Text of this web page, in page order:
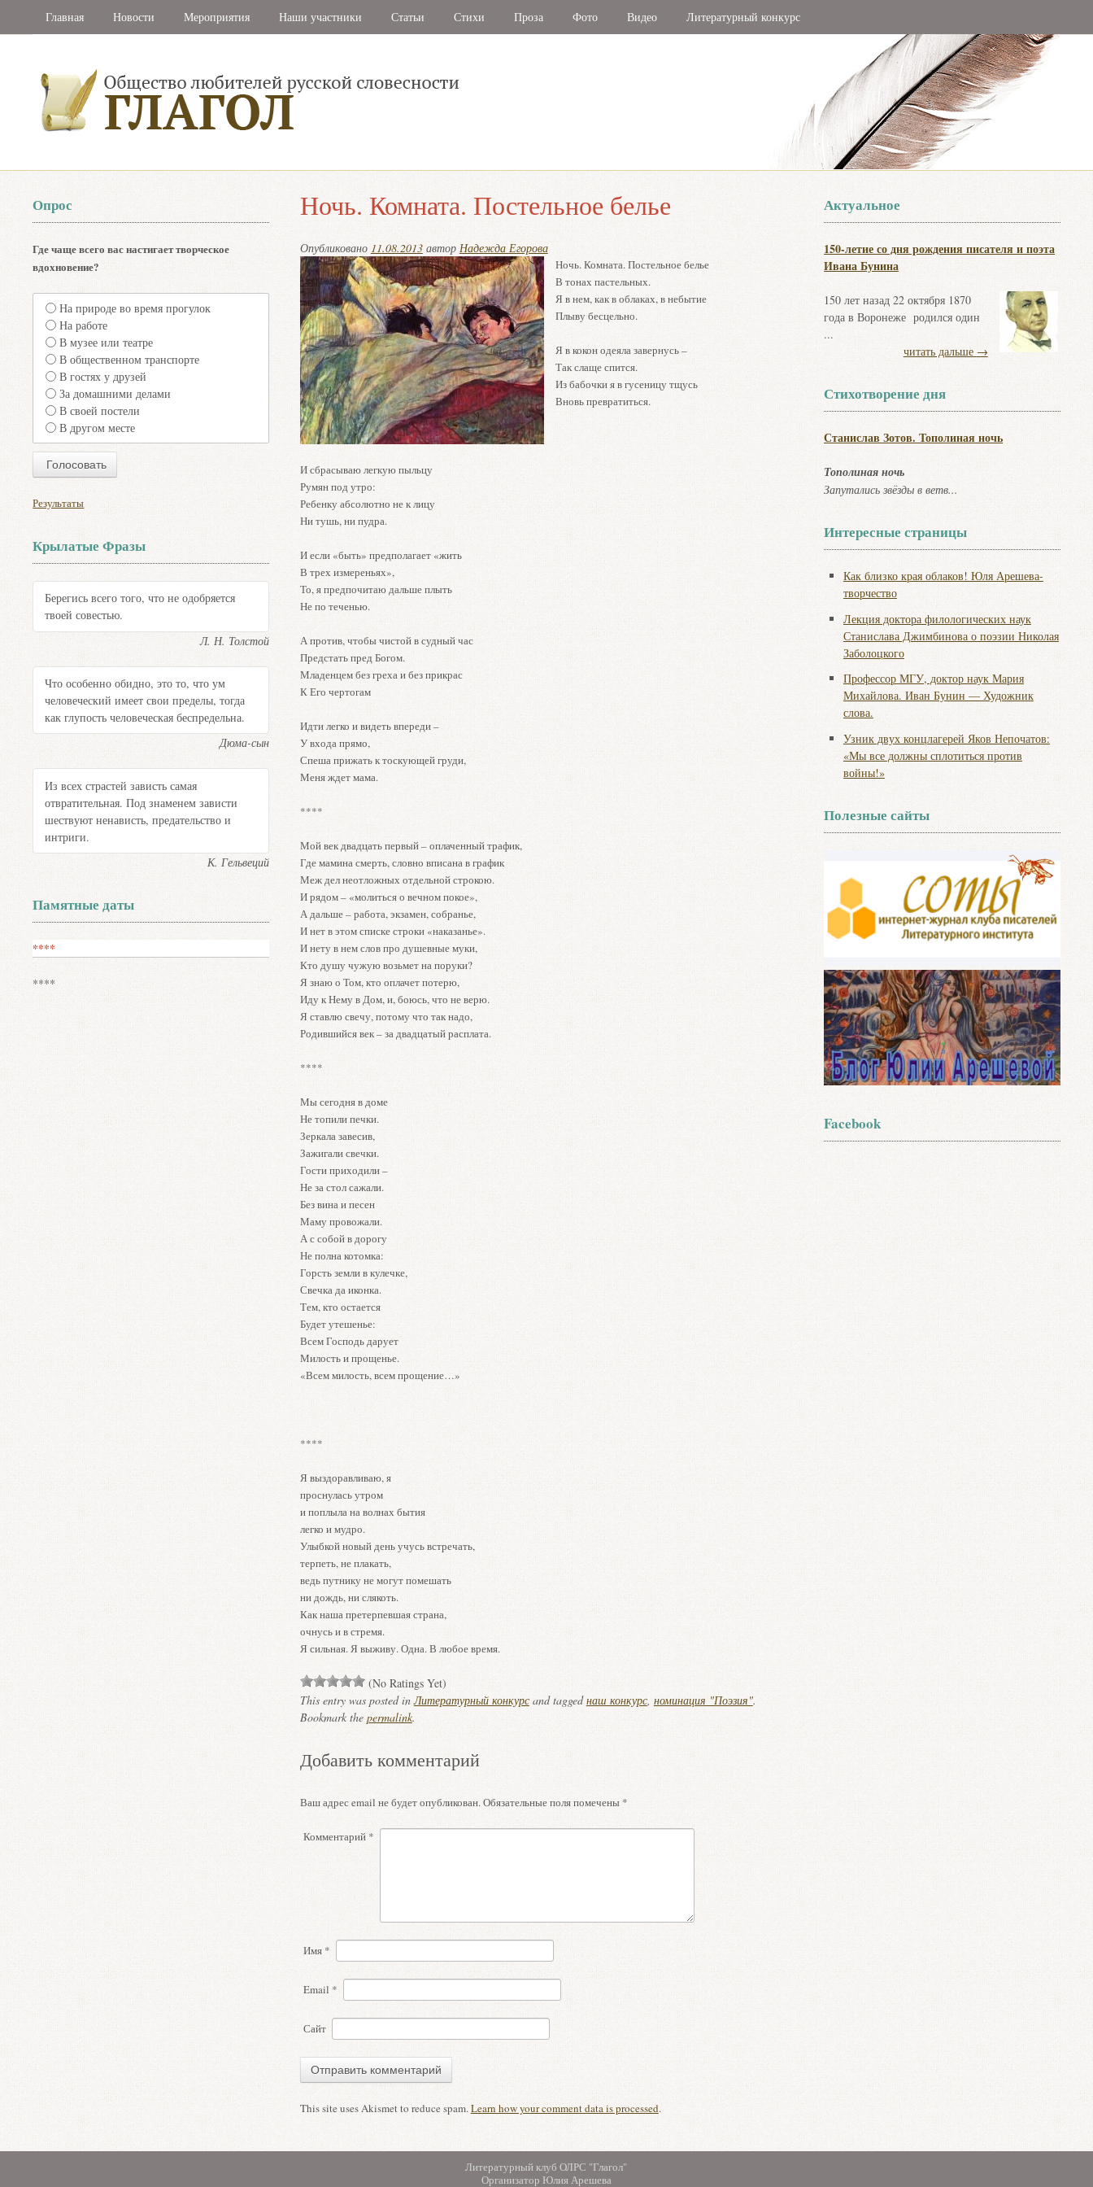
Главная Новости Мероприятия Наши участники Статьи Стихи Проза Фото Видео Литературный конкурс
Ночь. Комната. Постельное белье
Опубликовано 11.08.2013автор Надежда Егорова
Ночь. Комната. Постельное белье
В тонах пастельных.
Я в нем, как в облаках, в небытие
Плыву бесцельно.
Я в кокон одеяла завернусь –
Так слаще спится.
Из бабочки я в гусеницу тщусь
Вновь превратиться.
И сбрасываю легкую пыльцу
Румян под утро:
Ребенку абсолютно не к лицу
Ни тушь, ни пудра.
И если «быть» предполагает «жить
В трех измереньях»,
То, я предпочитаю дальше плыть
Не по теченью.
А против, чтобы чистой в судный час
Предстать пред Богом.
Младенцем без греха и без прикрас
К Его чертогам
Идти легко и видеть впереди –
У входа прямо,
Спеша прижать к тоскующей груди,
Меня ждет мама.
****
Мой век двадцать первый – оплаченный трафик,
Где мамина смерть, словно вписана в график
Меж дел неотложных отдельной строкою.
И рядом – «молиться о вечном покое»,
А дальше – работа, экзамен, собранье,
И нет в этом списке строки «наказанье».
И нету в нем слов про душевные муки,
Кто душу чужую возьмет на поруки?
Я знаю о Том, кто оплачет потерю,
Иду к Нему в Дом, и, боюсь, что не верю.
Я ставлю свечу, потому что так надо,
Родившийся век – за двадцатый расплата.
****
Мы сегодня в доме
Не топили печки.
Зеркала завесив,
Зажигали свечки.
Гости приходили –
Не за стол сажали.
Без вина и песен
Маму провожали.
А с собой в дорогу
Не полна котомка:
Горсть земли в кулечке,
Свечка да иконка.
Тем, кто остается
Будет утешенье:
Всем Господь дарует
Милость и прощенье.
«Всем милость, всем прощение…»
****
Я выздоравливаю, я
проснулась утром
и поплыла на волнах бытия
легко и мудро.
Улыбкой новый день учусь встречать,
терпеть, не плакать,
ведь путнику не могут помешать
ни дождь, ни слякоть.
Как наша претерпевшая страна,
очнусь и в стремя.
Я сильная. Я выживу. Одна. В любое время.
(No Ratings Yet)
This entry was posted inЛитературный конкурсand taggedнаш конкурс, номинация "Поэзия".
Bookmark the permalink.
Добавить комментарий
Ваш адрес email не будет опубликован.Обязательные поля помечены *
Комментарий *
Имя *
Email *
Сайт
This site uses Akismet to reduce spam.Learn how your comment data is processed.
Актуальное
150-летие со дня рождения писателя и поэта
Ивана Бунина
150 лет назад 22 октября 1870
года в Воронеже родился один
...
читать дальше →
Стихотворение дня
Станислав Зотов. Тополиная ночь
Тополиная ночь
Запутались звёзды в ветв...
Интересные страницы
Как близко края облаков! Юля Арешева-
творчество
Лекция доктора филологических наук
Станислава Джимбинова о поэзии Николая
Заболоцкого
Профессор МГУ, доктор наук Мария
Михайлова. Иван Бунин — Художник
слова.
Узник двух концлагерей Яков Непочатов:
«Мы все должны сплотиться против
войны!»
Полезные сайты
Facebook
Опрос
Где чаще всего вас настигает творческое
вдохновение?
На природе во время прогулок
На работе
В музее или театре
В общественном транспорте
В гостях у друзей
За домашними делами
В своей постели
В другом месте
Результаты
Крылатые Фразы
Берегись всего того, что не одобряется
твоей совестью.
Л. Н. Толстой
Что особенно обидно, это то, что ум
человеческий имеет свои пределы, тогда
как глупость человеческая беспредельна.
Дюма-сын
Из всех страстей зависть самая
отвратительная. Под знаменем зависти
шествуют ненависть, предательство и
интриги.
К. Гельвеций
Памятные даты
****
****
Литературный клуб ОЛРС "Глагол"
Организатор Юлия Арешева